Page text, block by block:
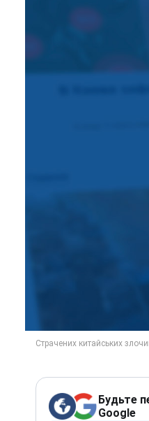
Будьте
Google